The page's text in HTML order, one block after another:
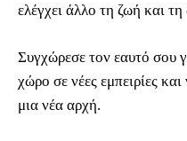
ελέγχει άλλο τη ζωή και
Συγχώρεσε τον εαυτό σου
χώρο σε νέες εμπειρίες
μια νέα αρχή.